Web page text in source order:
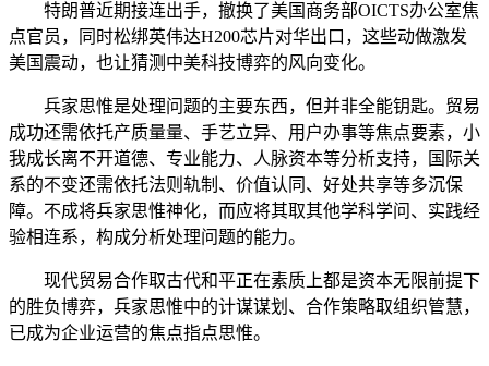
特朗普近期接连出手，撤换了美国商务部OICTS办公室焦
点官员，同时松绑英伟达H200芯片对华出口，这些动做激发
美国震动，也让猜测中美科技博弈的风向变化。
兵家思惟是处理问题的主要东西，但并非全能钥匙。贸易
成功还需依托产质量量、手艺立异、用户办事等焦点要素，小
我成长离不开道德、专业能力、人脉资本等分析支持，国际关
系的不变还需依托法则轨制、价值认同、好处共享等多沉保
障。不成将兵家思惟神化，而应将其取其他学科学问、实践经
验相连系，构成分析处理问题的能力。
现代贸易合作取古代和平正在素质上都是资本无限前提下
的胜负博弈，兵家思惟中的计谋谋划、合作策略取组织管慧，
已成为企业运营的焦点指点思惟。